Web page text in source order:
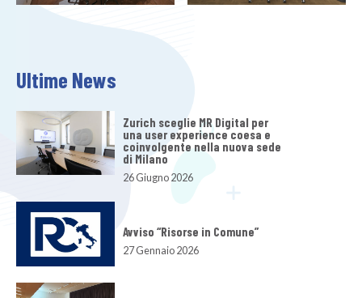
Ultime News
Zurich sceglie MR Digital per
una user experience coesa e
coinvolgente nella nuova sede
di Milano
26 Giugno 2026
Avviso “Risorse in Comune”
27 Gennaio 2026